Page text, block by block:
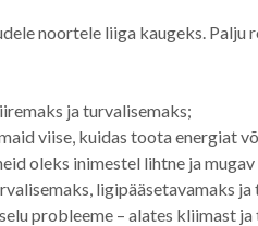
noortele liiga kaugeks. Palju
ja turvalisemaks;
viise, kuidas toota energiat
oleks inimestel lihtne ja
ligipääsetavamaks ja
probleeme – alates kliimast